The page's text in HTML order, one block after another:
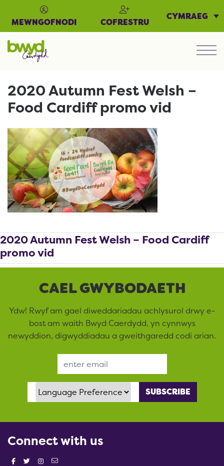
MEWNGOFNODI COFRESTRU
CYMRAEG
2020 Autumn Fest Welsh –
Food Cardiff promo vid
2020 Autumn Fest Welsh – Food Cardiff
promo vid
CAEL GWYBODAETH
Ydw! Rwyf am gael diweddariadau achlysurol drwy e-
bost am waith Bwyd Caerdydd, yn cynnwys
newyddion, digwyddiadau a gweithgaredd codi arian.
Language Preference
Connect with us